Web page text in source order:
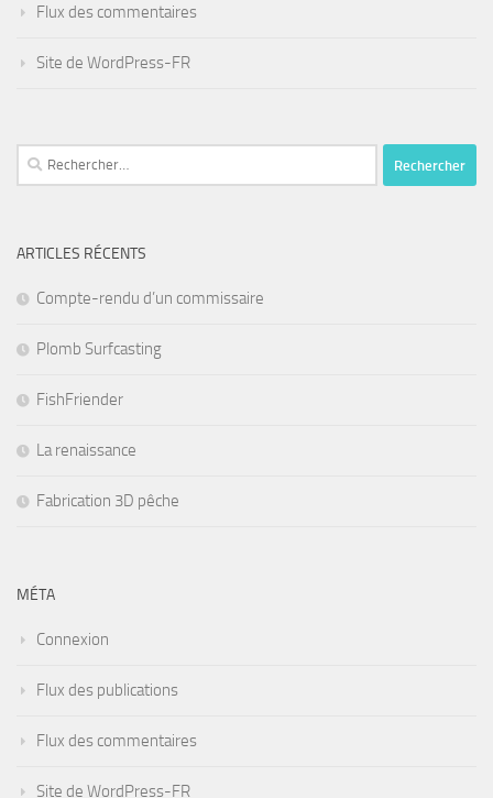
Flux des commentaires
Site de WordPress-FR
Rechercher :
ARTICLES RÉCENTS
Compte-rendu d’un commissaire
Plomb Surfcasting
FishFriender
La renaissance
Fabrication 3D pêche
MÉTA
Connexion
Flux des publications
Flux des commentaires
Site de WordPress-FR